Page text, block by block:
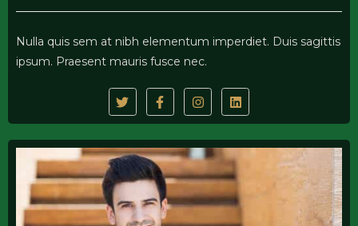
Nulla quis sem at nibh elementum imperdiet. Duis sagittis
ipsum. Praesent mauris fusce nec.